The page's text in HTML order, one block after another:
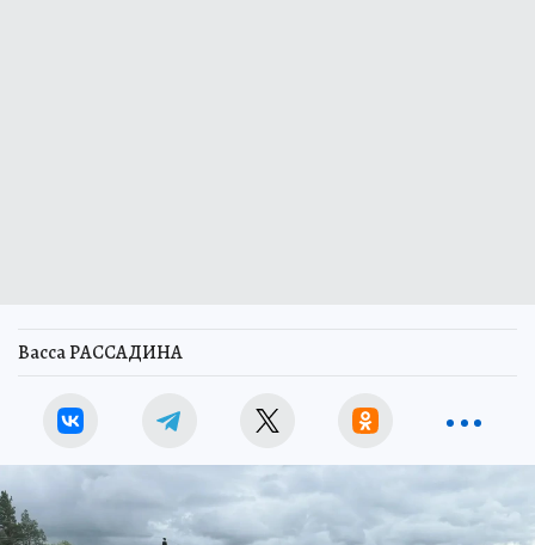
Васса РАССАДИНА